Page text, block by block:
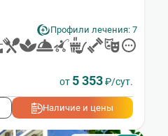
Профили лечения: 7
от 5 353₽/сут.
Наличие и цены